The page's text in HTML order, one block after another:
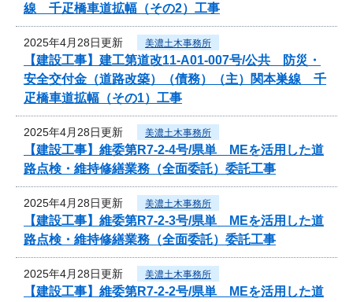
線 千疋橋車道拡幅（その2）工事
2025年4月28日更新 美濃土木事務所
【建設工事】建工第道改11-A01-007号/公共 防災・
安全交付金（道路改築）（債務）（主）関本巣線 千
疋橋車道拡幅（その1）工事
2025年4月28日更新 美濃土木事務所
【建設工事】維委第R7-2-4号/県単 MEを活用した道
路点検・維持修繕業務（全面委託）委託工事
2025年4月28日更新 美濃土木事務所
【建設工事】維委第R7-2-3号/県単 MEを活用した道
路点検・維持修繕業務（全面委託）委託工事
2025年4月28日更新 美濃土木事務所
【建設工事】維委第R7-2-2号/県単 MEを活用した道